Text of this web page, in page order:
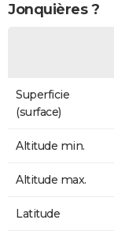
Jonquières ?
Superficie
(surface)
Altitude min.
Altitude max.
Latitude